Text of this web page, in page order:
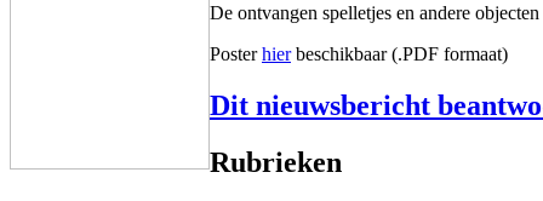
De ontvangen spelletjes en andere
Posterhierbeschikbaar (.PDF formaat)
Dit nieuwsbericht
Rubrieken